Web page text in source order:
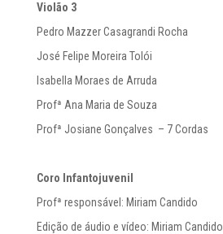
Violão 3
Pedro Mazzer Casagrandi Rocha
José Felipe Moreira Tolói
Isabella Moraes de Arruda
Profª Ana Maria de Souza
Profª Josiane Gonçalves – 7 Cordas
Coro Infantojuvenil
Profª responsável: Miriam Candido
Edição de áudio e vídeo: Miriam Candido